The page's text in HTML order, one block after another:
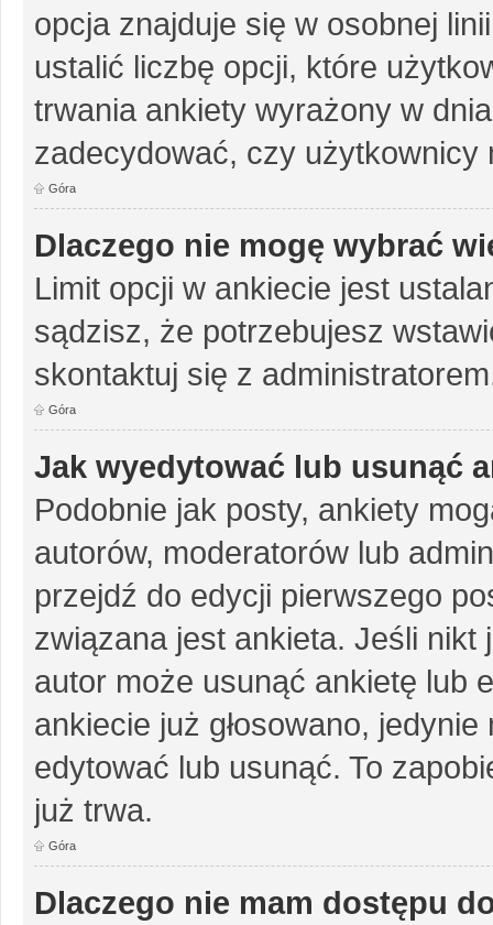
opcja znajduje się w osobnej
ustalić liczbę opcji, które
trwania ankiety wyrażony w
zadecydować, czy użytkownicy
Góra
Dlaczego nie mogę wybrać
Limit opcji w ankiecie jest
sądzisz, że potrzebujesz
skontaktuj się z
Góra
Jak wyedytować lub usunąć
Podobnie jak posty, ankiety
autorów, moderatorów lub
przejdź do edycji pierwszego
związana jest ankieta. Jeśli nikt
autor może usunąć ankietę lub
ankiecie już głosowano,
edytować lub usunąć. To
już trwa.
Góra
Dlaczego nie mam dostępu